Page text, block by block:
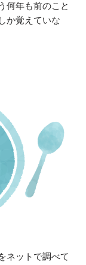
何年も前のこと
か覚えていな
ネットで調べて